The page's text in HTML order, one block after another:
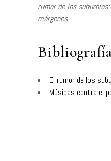
rumor de los
márgenes.
El rumor de los
Músicas contra el